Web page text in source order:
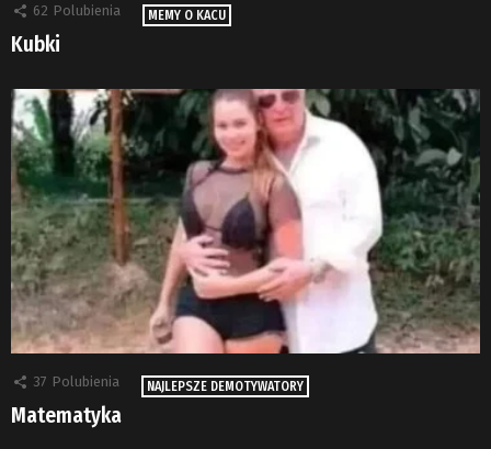
62 Polubienia MEMY O KACU
Kubki
37 Polubienia NAJLEPSZE DEMOTYWATORY
Matematyka